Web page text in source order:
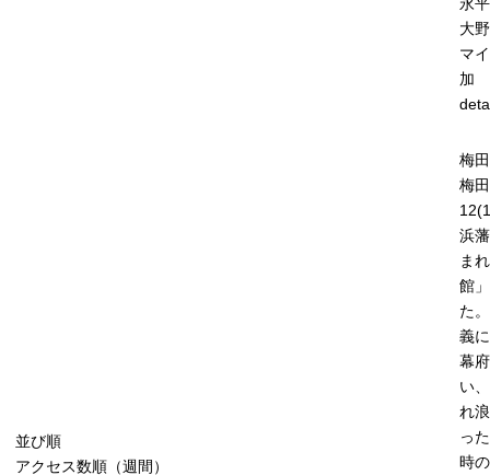
並び順
アクセス数順（週間）
永
大
マ
加
梅
梅
浜
ま
館
た
義
幕
い
れ
っ
時